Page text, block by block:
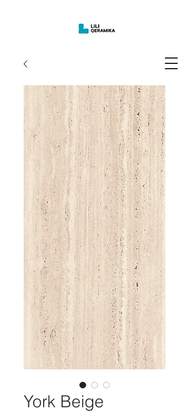
York Beige